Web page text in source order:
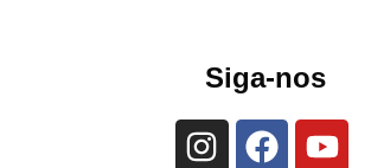
Siga-nos